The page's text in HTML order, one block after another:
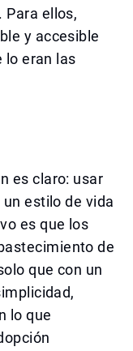
Para ellos,
y accesible
lo eran las
es claro: usar
estilo de vida
es que los
de
que con un
lo que